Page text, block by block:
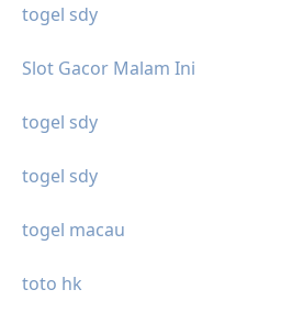
togel sdy
Slot Gacor Malam Ini
togel sdy
togel sdy
togel macau
toto hk